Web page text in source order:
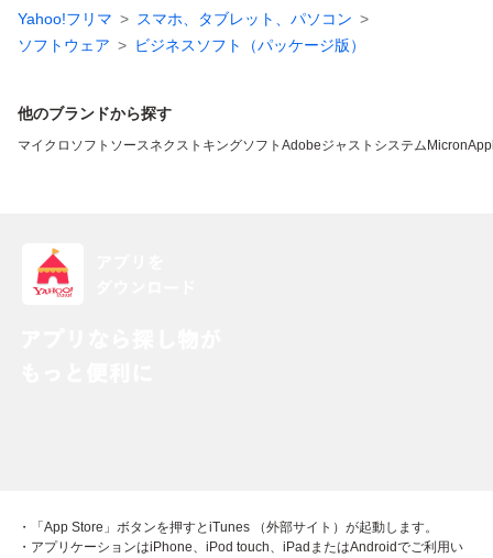
Yahoo!フリマ
スマホ、タブレット、パソコン
ソフトウェア
ビジネスソフト（パッケージ版）
他のブランドから探す
マイクロソフト ソースネクスト キングソフト Adobeジャストシステム Micron
・「App Store」ボタンを押すとiTunes （外部サイト）が起動します。
・アプリケーションはiPhone、iPod touch、iPadまたはAndroidでご利用い